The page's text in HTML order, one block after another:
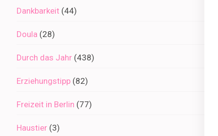
Dankbarkeit (44)
Doula (28)
Durch das Jahr (438)
Erziehungstipp (82)
Freizeit in Berlin (77)
Haustier (3)